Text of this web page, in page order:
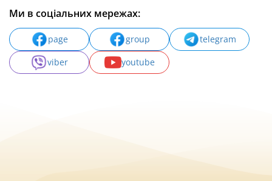
Ми в соціальних мережах:
page group
telegram
viber
youtube